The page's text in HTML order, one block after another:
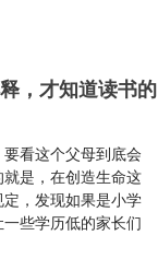
，才知道读书的
看这个父母到底会
是，在创造生命这
，发现如果是小学
些学历低的家长们